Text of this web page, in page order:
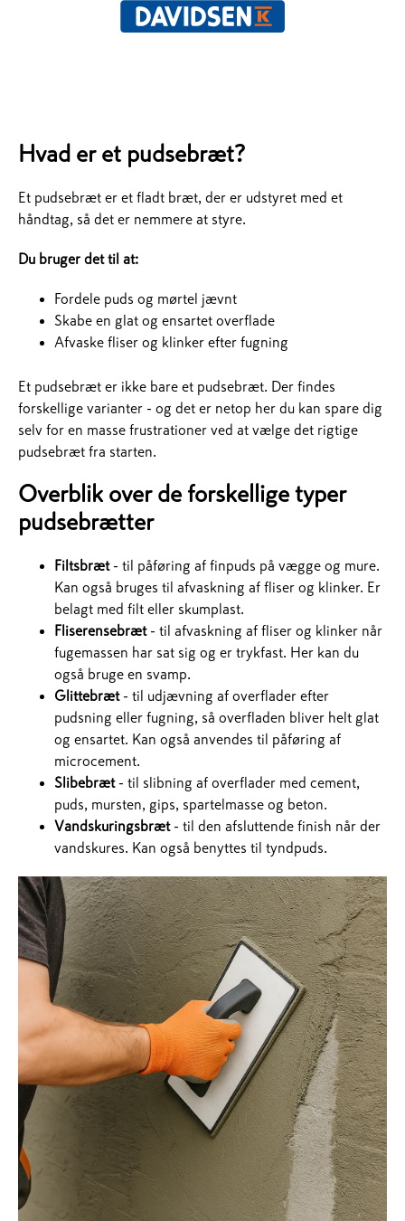
Hvad er et pudsebræt?
Et pudsebræt er et fladt bræt, der er udstyret med et
håndtag, så det er nemmere at styre.
Du bruger det til at:
Fordele puds og mørtel jævnt
Skabe en glat og ensartet overflade
Afvaske fliser og klinker efter fugning
Et pudsebræt er ikke bare et pudsebræt. Der findes
forskellige varianter - og det er netop her du kan spare dig
selv for en masse frustrationer ved at vælge det rigtige
pudsebræt fra starten.
Overblik over de forskellige typer
pudsebrætter
Filtsbræt- til påføring af finpuds på vægge og mure.
Kan også bruges til afvaskning af fliser og klinker. Er
belagt med filt eller skumplast.
Fliserensebræt- til afvaskning af fliser og klinker når
fugemassen har sat sig og er trykfast. Her kan du
også bruge en svamp.
Glittebræt- til udjævning af overflader efter
pudsning eller fugning, så overfladen bliver helt glat
og ensartet. Kan også anvendes til påføring af
microcement.
Slibebræt- til slibning af overflader med cement,
puds, mursten, gips, spartelmasse og beton.
Vandskuringsbræt- til den afsluttende finish når der
vandskures. Kan også benyttes til tyndpuds.